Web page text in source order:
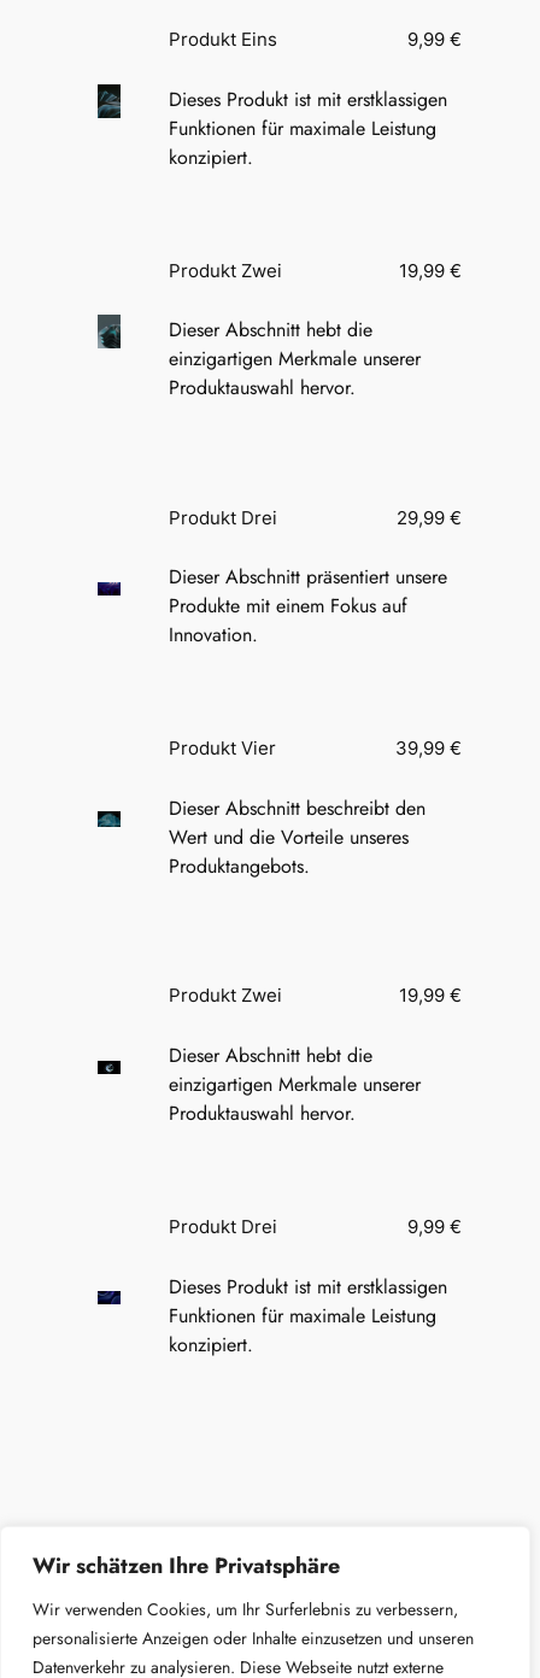
Wir schätzen Ihre Privatsphäre
Wir verwenden Cookies, um Ihr Surferlebnis zu verbessern,
personalisierte Anzeigen oder Inhalte einzusetzen und unseren
Datenverkehr zu analysieren. Diese Webseite nutzt externe
Produkt Eins 9,99 €
Dieses Produkt ist mit erstklassigen
Funktionen für maximale Leistung
konzipiert.
Produkt Zwei 19,99 €
Dieser Abschnitt hebt die
einzigartigen Merkmale unserer
Produktauswahl hervor.
Produkt Drei 29,99 €
Dieser Abschnitt präsentiert unsere
Produkte mit einem Fokus auf
Innovation.
Produkt Vier 39,99 €
Dieser Abschnitt beschreibt den
Wert und die Vorteile unseres
Produktangebots.
Produkt Zwei 19,99 €
Dieser Abschnitt hebt die
einzigartigen Merkmale unserer
Produktauswahl hervor.
Produkt Drei 9,99 €
Dieses Produkt ist mit erstklassigen
Funktionen für maximale Leistung
konzipiert.